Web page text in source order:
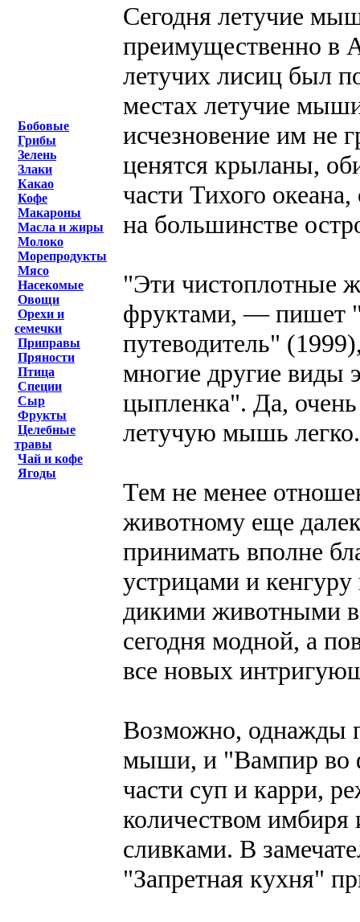
Бобовые
Грибы
Зелень
Злаки
Какао
Кофе
Макароны
Масла и жиры
Молоко
Морепродукты
Мясо
Насекомые
Овощи
Орехи и
семечки
Приправы
Пряности
Птица
Специи
Сыр
Фрукты
Целебные
травы
Чай и кофе
Ягоды
Сегодня летучие
преимущественно в
летучих лисиц был
местах летучие
исчезновение им не
ценятся крыланы,
части Тихого
на большинстве
"Эти чистоплотные
фруктами, — пишет
путеводитель"
многие другие виды
цыпленка". Да,
летучую мышь легко.
Тем не менее
животному еще
принимать вполне
устрицами и
дикими животными в
сегодня модной, а
все новых
Возможно, однажды
мыши, и "Вампир во
части суп и карри,
количеством
сливками. В
"Запретная кухня"